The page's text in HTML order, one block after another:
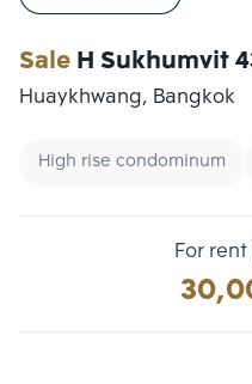
SaleH Sukhumvit
Huaykhwang, Bangkok
High rise condominum
For